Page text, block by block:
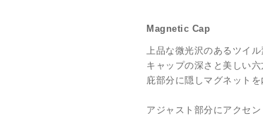
Magnetic Cap
上品な微光沢のあるツイ
キャップの深さと美しい
庇部分に隠しマグネット
アジャスト部分にアクセ